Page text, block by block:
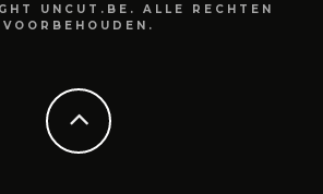
UNCUT.BE. ALLE RECHTEN
VOORBEHOUDEN.